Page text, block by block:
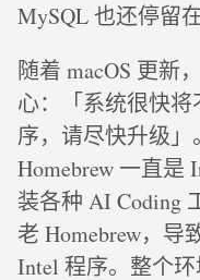
MySQL 也还停留
随着 macOS 更新
心：「系统很快将
序，请尽快升级
Homebrew 一直是
装各种 AI Coding
老 Homebrew，导
Intel 程序。整个环